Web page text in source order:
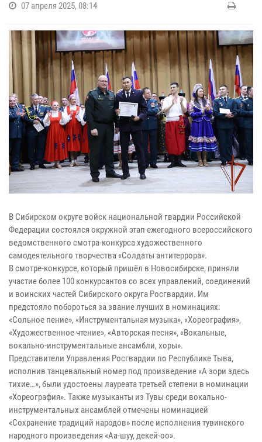
07 апреля 2025, 08:14
В Сибирском округе войск национальной гвардии Российской
Федерации состоялся окружной этап ежегодного всероссийского
ведомственного смотра-конкурса художественного
самодеятельного творчества «Солдаты антитеррора».
В смотре-конкурсе, который пришёл в Новосибирске, приняли
участие более 100 конкурсантов со всех управлений, соединений
и воинских частей Сибирского округа Росгвардии. Им
предстояло побороться за звание лучших в номинациях:
«Сольное пение», «Инструментальная музыка», «Хореография»,
«Художественное чтение», «Авторская песня», «Вокальные,
вокально-инструментальные ансамбли, хоры».
Представители Управления Росгвардии по Республике Тыва,
исполнив танцевальный номер под произведение «А зори здесь
тихие…», были удостоены лауреата третьей степени в номинации
«Хореография». Также музыканты из Тувы среди вокально-
инструментальных ансамблей отмечены номинацией
«Сохранение традиций народов» после исполнения тувинского
народного произведения «Аа-шуу, декей-оо».